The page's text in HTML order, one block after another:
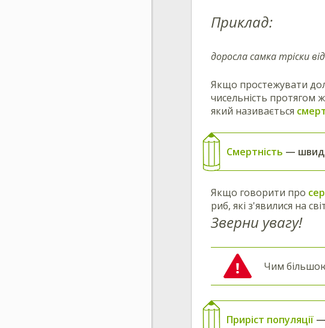
Приклад:
доросла самка тріски
Якщо простежувати
чисельність протягом
який називається
Смертність —
Якщо говорити про
риб, які з'явилися на
Зверни увагу!
Чим
Приріст популяції —